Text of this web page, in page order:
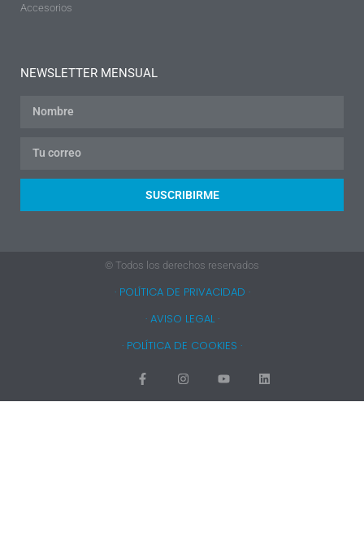
Accesorios
NEWSLETTER MENSUAL
SUSCRIBIRME
© Todos los derechos reservados
· POLÍTICA DE PRIVACIDAD ·
· AVISO LEGAL ·
· POLÍTICA DE COOKIES ·